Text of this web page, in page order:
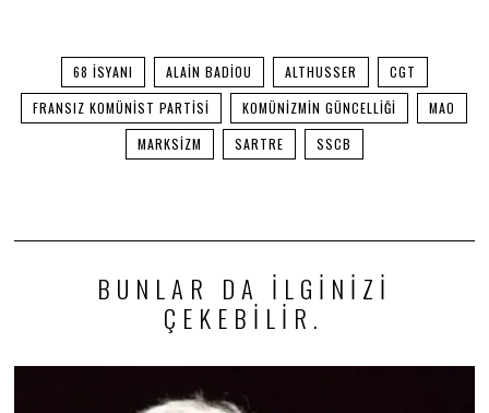
68 İSYANI ALAIN BADIOU ALTHUSSER
CGT
FRANSIZ KOMÜNIST PARTISI
KOMÜNIZMIN GÜNCELLIĞI
MAO
MARKSIZM
SARTRE SSCB
BUNLAR DA ILGINIZI
ÇEKEBILIR.